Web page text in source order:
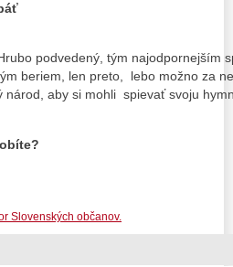
podvedený, tým najodpornejším
beriem, len preto, lebo možno za
národ, aby si mohli spievať svoju
Slovenských občanov.